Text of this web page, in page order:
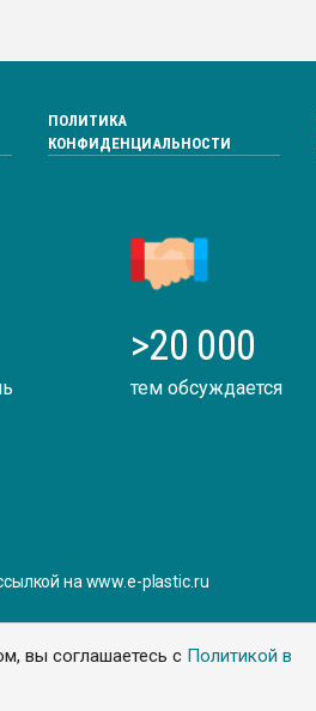
вы соглашаетесь с Политикой в
ПОЛИТИКА
КОНФИДЕНЦИАЛЬНОСТИ
>20 000
тем обсуждается
на www.e-plastic.ru